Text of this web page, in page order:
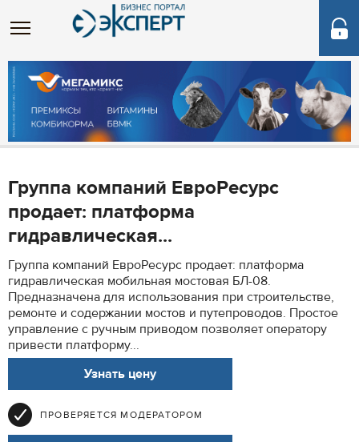
Группа компаний ЕвроРесурс
продает: платформа
гидравлическая...
Группа компаний ЕвроРесурс продает: платформа
гидравлическая мобильная мостовая БЛ-08.
Предназначена для использования при строительстве,
ремонте и содержании мостов и путепроводов. Простое
управление с ручным приводом позволяет оператору
привести платформу...
Узнать цену
ПРОВЕРЯЕТСЯ МОДЕРАТОРОМ